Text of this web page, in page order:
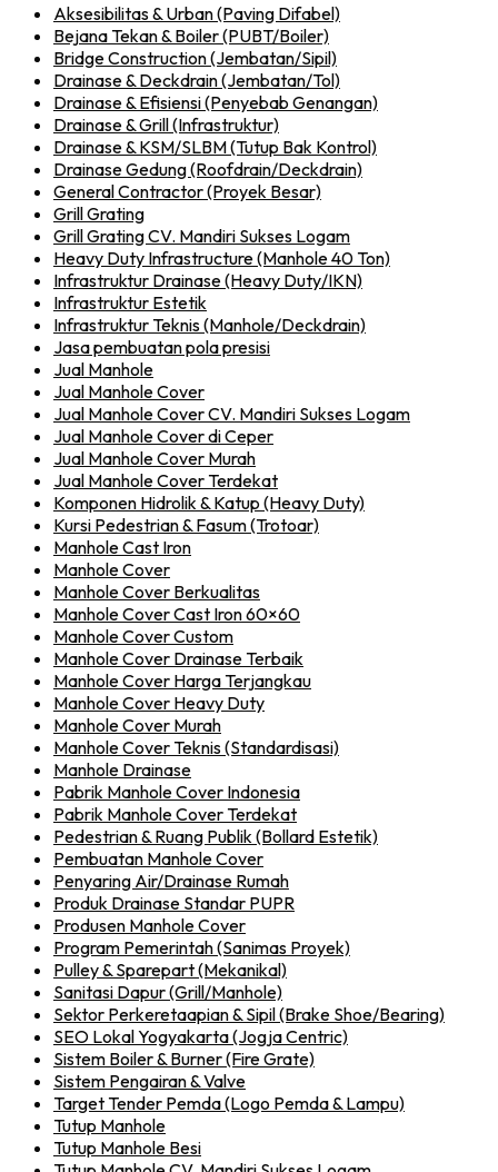
Aksesibilitas & Urban (Paving Difabel)
Bejana Tekan & Boiler (PUBT/Boiler)
Bridge Construction (Jembatan/Sipil)
Drainase & Deckdrain (Jembatan/Tol)
Drainase & Efisiensi (Penyebab Genangan)
Drainase & Grill (Infrastruktur)
Drainase & KSM/SLBM (Tutup Bak Kontrol)
Drainase Gedung (Roofdrain/Deckdrain)
General Contractor (Proyek Besar)
Grill Grating
Grill Grating CV. Mandiri Sukses Logam
Heavy Duty Infrastructure (Manhole 40 Ton)
Infrastruktur Drainase (Heavy Duty/IKN)
Infrastruktur Estetik
Infrastruktur Teknis (Manhole/Deckdrain)
Jasa pembuatan pola presisi
Jual Manhole
Jual Manhole Cover
Jual Manhole Cover CV. Mandiri Sukses Logam
Jual Manhole Cover di Ceper
Jual Manhole Cover Murah
Jual Manhole Cover Terdekat
Komponen Hidrolik & Katup (Heavy Duty)
Kursi Pedestrian & Fasum (Trotoar)
Manhole Cast Iron
Manhole Cover
Manhole Cover Berkualitas
Manhole Cover Cast Iron 60×60
Manhole Cover Custom
Manhole Cover Drainase Terbaik
Manhole Cover Harga Terjangkau
Manhole Cover Heavy Duty
Manhole Cover Murah
Manhole Cover Teknis (Standardisasi)
Manhole Drainase
Pabrik Manhole Cover Indonesia
Pabrik Manhole Cover Terdekat
Pedestrian & Ruang Publik (Bollard Estetik)
Pembuatan Manhole Cover
Penyaring Air/Drainase Rumah
Produk Drainase Standar PUPR
Produsen Manhole Cover
Program Pemerintah (Sanimas Proyek)
Pulley & Sparepart (Mekanikal)
Sanitasi Dapur (Grill/Manhole)
Sektor Perkeretaapian & Sipil (Brake Shoe/Bearing)
SEO Lokal Yogyakarta (Jogja Centric)
Sistem Boiler & Burner (Fire Grate)
Sistem Pengairan & Valve
Target Tender Pemda (Logo Pemda & Lampu)
Tutup Manhole
Tutup Manhole Besi